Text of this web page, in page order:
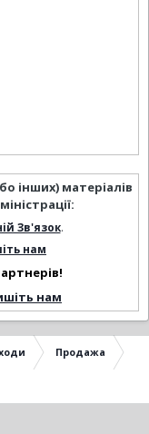
інших) матеріалів
Зв'язок.
нам
нам
Продажа